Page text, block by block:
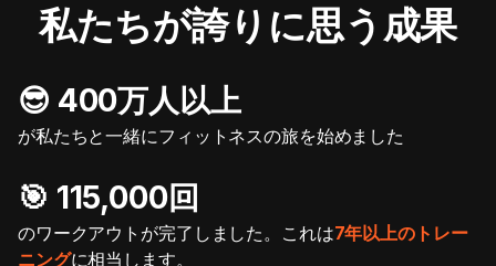
私たちが誇りに思う成果
😎 400万人以上
が私たちと一緒にフィットネスの旅を始めました
🎯️ 115,000回
のワークアウトが完了しました。これは7年以上のトレー
ニングに相当します。